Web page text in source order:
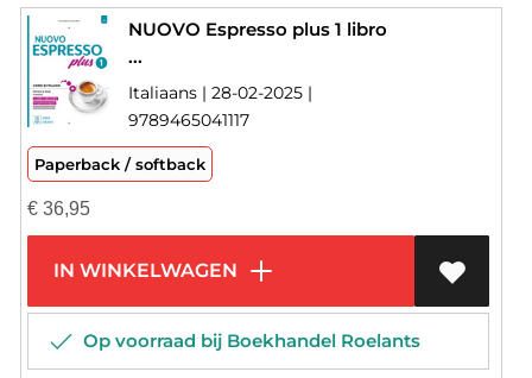
NUOVO Espresso plus 1 libro
...
Italiaans | 28-02-2025 |
9789465041117
Paperback / softback
€36,95
IN WINKELWAGEN
Op voorraad bij Boekhandel Roelants